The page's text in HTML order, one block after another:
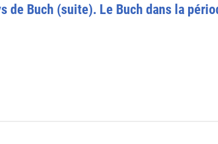
de Buch (suite). Le Buch dans la